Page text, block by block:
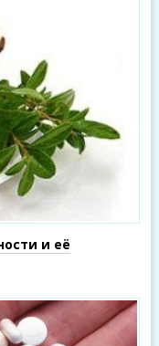
и её